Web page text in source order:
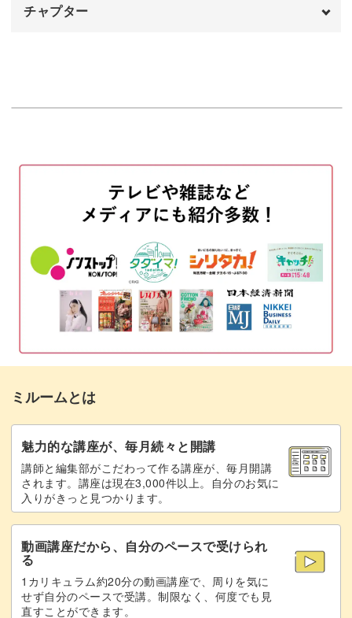
土台とリボンとお花の色を自由にコーディネートして、可
プレゼントする場合は贈る相手が好きな色を取り入れて、
オリジナルキャンドルを作ってあげると喜ばれるでしょ
土台の大きさや形を変えるだけでも印象が変わりますの
で、様々な形で試すとバリエーションが増やせて楽しいで
ンジして、飾ったり明かりを灯したりして使ってみてくだ
さいね♪
チャプター
ワックスを溶かして土台の型に注ぐ
カラーシートでリボンを作る
お花用のカラーシートを準備する 06:28
お花の型に成型する
土台のワックスに穴を開けて芯を通す
ワックスを溶かして白に着色する 13:40
土台をコーティングする
土台にリボンとお花をつける
完成♪ 18:56
ミルームとは
魅力的な講座が、毎月続々と開講
講師と編集部がこだわって作る講座が、毎月開講
されます。講座は現在3,000件以上。自分のお気に
入りがきっと見つかります。
動画講座だから、自分のペースで受けられ
る
1カリキュラム約20分の動画講座で、周りを気に
せず自分のペースで受講。制限なく、何度でも見
直すことができます。